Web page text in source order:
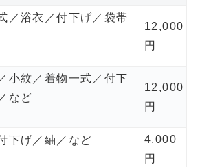
／浴衣／付下げ／袋帯
12,000
円
小紋／着物一式／付下
など
12,000
円
下げ／紬／など
4,000
円